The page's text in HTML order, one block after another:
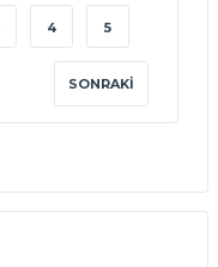
4 5
SONRAKI